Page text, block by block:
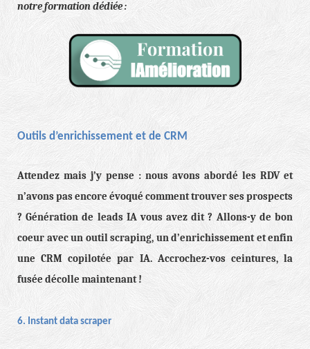
notre formation dédiée :
Outils d’enrichissement et de CRM
Attendez mais j’y pense : nous avons abordé les RDV et
n’avons pas encore évoqué comment trouver ses prospects
? Génération de leads IA vous avez dit ? Allons-y de bon
coeur avec un outil scraping, un d’enrichissement et enfin
une CRM copilotée par IA. Accrochez-vos ceintures, la
fusée décolle maintenant !
6. Instant data scraper